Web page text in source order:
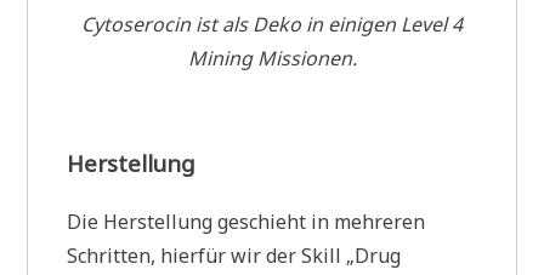
Cytoserocin ist als Deko in einigen Level 4
Mining Missionen.
Herstellung
Die Herstellung geschieht in mehreren
Schritten, hierfür wir der Skill „Drug